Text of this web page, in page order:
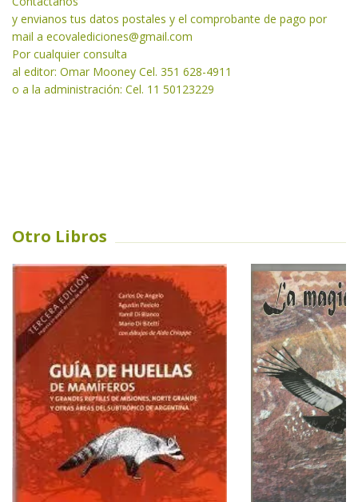
y envianos tus datos postales y el comprobante de pago por
mail a ecovalediciones@gmail.com
Por cualquier consulta
al editor: Omar Mooney Cel. 351 628-4911
o a la administración: Cel. 11 50123229
Otro Libros